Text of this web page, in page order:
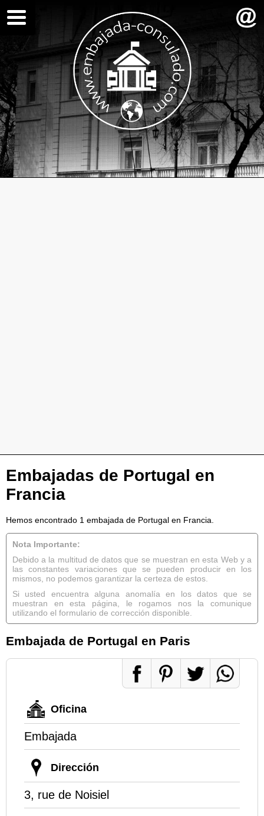
Embajadas de Portugal en
Francia
Hemos encontrado 1 embajada de Portugal en Francia.
Nota Importante:
Debido a la multitud de datos que se muestran en esta Web y a
las constantes variaciones que se pueden producir en los
mismos, no podemos garantizar la certeza de estos.
Si usted encuentra alguna anomalía en los datos que se
muestran en esta página, le rogamos nos la comunique
utilizando el formulario de corrección disponible.
Embajada de Portugal en Paris
Oficina
Embajada
Dirección
3, rue de Noisiel